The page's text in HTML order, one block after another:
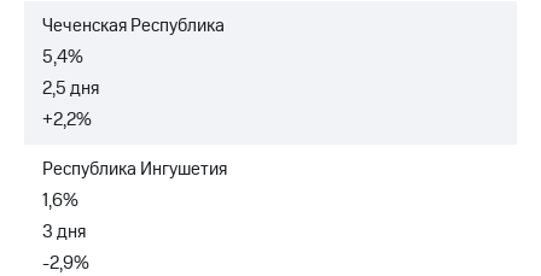
Чеченская Республика
5,4%
2,5 дня
+2,2%
Республика Ингушетия
1,6%
3 дня
-2,9%